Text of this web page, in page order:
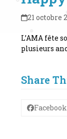
21 octobre
L’AMA fête
plusieurs
Share
Facebook